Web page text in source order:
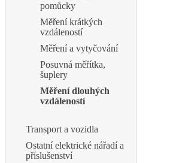
pomůcky
Měření krátkých
vzdáleností
Měření a vytyčování
Posuvná měřítka,
šuplery
Měření dlouhých
vzdáleností
Transport a vozidla
Ostatní elektrické nářadí a
příslušenství